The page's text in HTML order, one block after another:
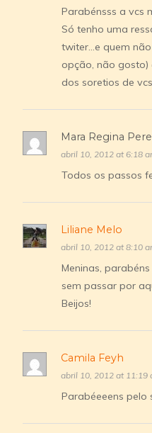
Parabénsss a vcs
Só tenho uma
twiter…e quem
opção, não
dos soretios de
Mara Regina
abril 10, 2012 at 6:18
Todos os passos
Liliane Melo
abril 10, 2012 at 8:10
Meninas,
sem passar por
Beijos!
Camila Feyh
abril 10, 2012 at 11:19
Parabéeeens pelo